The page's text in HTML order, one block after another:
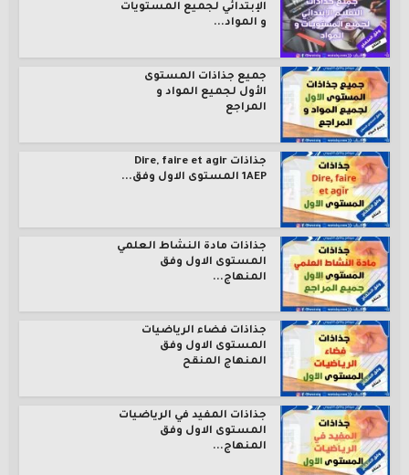
الإبتدائي لجميع المستويات
و المواد...
جميع جذاذات المستوى
الأول لجميع المواد و
المراجع
جذاذات Dire, faire et agir
1AEP المستوى الاول وفق...
جذاذات مادة النشاط العلمي
المستوى الاول وفق
المنهاج...
جذاذات فضاء الرياضيات
المستوى الاول وفق
المنهاج المنقح
جذاذات المفيد في الرياضيات
المستوى الاول وفق
المنهاج...